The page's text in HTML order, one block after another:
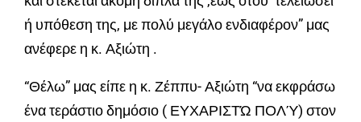
ή υπόθεση της, με πολύ μεγάλο ενδιαφέρον” μας
ανέφερε η κ. Αξιώτη .
“Θέλω” μας είπε η κ. Ζέππυ- Αξιώτη “να εκφράσω
ένα τεράστιο δημόσιο ( ΕΥΧΑΡΙΣΤΏ ΠΟΛΎ) στον